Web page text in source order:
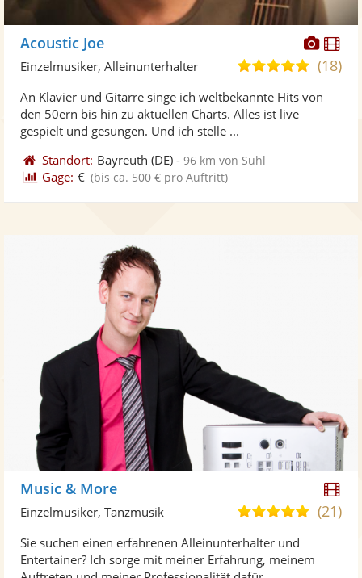
Fotos
Acoustic Joe
5,0
5
(18)
Einzelmusiker, Alleinunterhalter
An Klavier und Gitarre singe ich weltbekannte Hits von
den 50ern bis hin zu aktuellen Charts. Alles ist live
gespielt und gesungen. Und ich stelle ...
Standort: Bayreuth (DE) -96 km von Suhl
Gage: € (bis ca. 500 € pro Auftritt)
Music & More
5,0(21)
Einzelmusiker, Tanzmusik
Sie suchen einen erfahrenen Alleinunterhalter und
Entertainer? Ich sorge mit meiner Erfahrung, meinem